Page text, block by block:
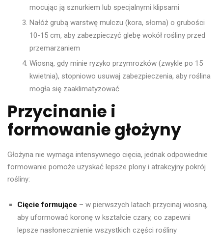
mocując ją sznurkiem lub specjalnymi klipsami
Nałóż grubą warstwę mulczu (kora, słoma) o grubości
10-15 cm, aby zabezpieczyć glebę wokół rośliny przed
przemarzaniem
Wiosną, gdy minie ryzyko przymrozków (zwykle po 15
kwietnia), stopniowo usuwaj zabezpieczenia, aby roślina
mogła się zaaklimatyzować
Przycinanie i
formowanie głożyny
Głożyna nie wymaga intensywnego cięcia, jednak odpowiednie
formowanie pomoże uzyskać lepsze plony i atrakcyjny pokrój
rośliny:
Cięcie formujące – w pierwszych latach przycinaj wiosną,
aby uformować koronę w kształcie czary, co zapewni
lepsze nasłonecznienie wszystkich części rośliny